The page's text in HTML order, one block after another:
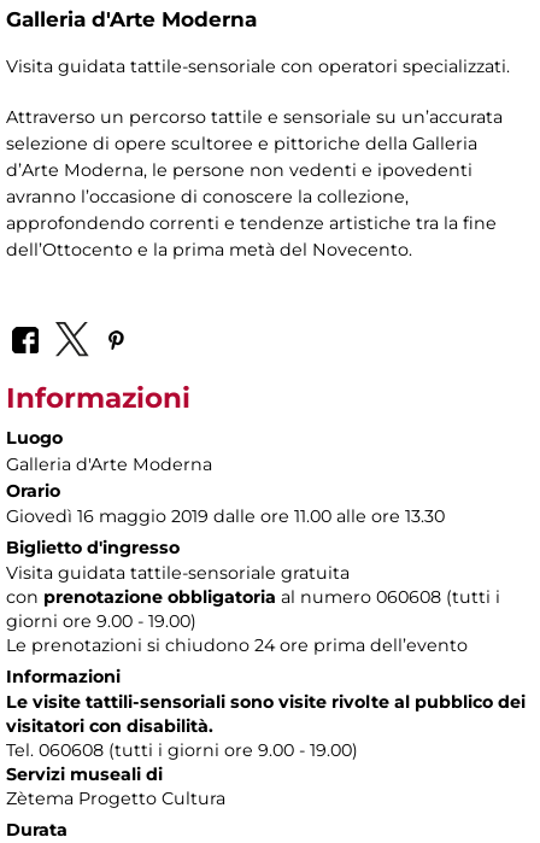
Galleria d'Arte Moderna
Visita guidata tattile-sensoriale con operatori specializzati.
Attraverso un percorso tattile e sensoriale su un’accurata
selezione di opere scultoree e pittoriche della Galleria
d’Arte Moderna, le persone non vedenti e ipovedenti
avranno l’occasione di conoscere la collezione,
approfondendo correnti e tendenze artistiche tra la fine
dell’Ottocento e la prima metà del Novecento.
Informazioni
Luogo
Galleria d'Arte Moderna
Orario
Giovedì 16 maggio 2019 dalle ore 11.00 alle ore 13.30
Biglietto d'ingresso
Visita guidata tattile-sensoriale gratuita
con prenotazione obbligatoria al numero 060608 (tutti i
giorni ore 9.00 - 19.00)
Le prenotazioni si chiudono 24 ore prima dell’evento
Informazioni
Le visite tattili-sensoriali sono visite rivolte al pubblico dei
visitatori con disabilità.
Tel. 060608 (tutti i giorni ore 9.00 - 19.00)
Servizi museali di
Zètema Progetto Cultura
Durata